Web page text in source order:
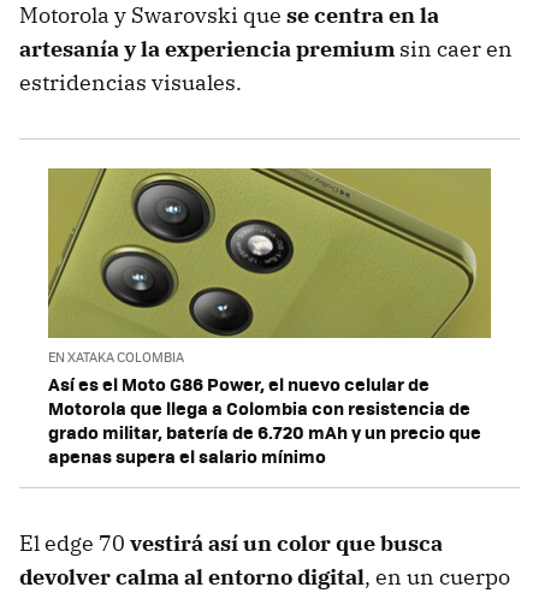
Motorola y Swarovski que se centra en la
artesanía y la experiencia premium sin caer en
estridencias visuales.
EN XATAKA COLOMBIA
Así es el Moto G86 Power, el nuevo celular de
Motorola que llega a Colombia con resistencia de
grado militar, batería de 6.720 mAh y un precio que
apenas supera el salario mínimo
El edge 70 vestirá así un color que busca
devolver calma al entorno digital, en un cuerpo